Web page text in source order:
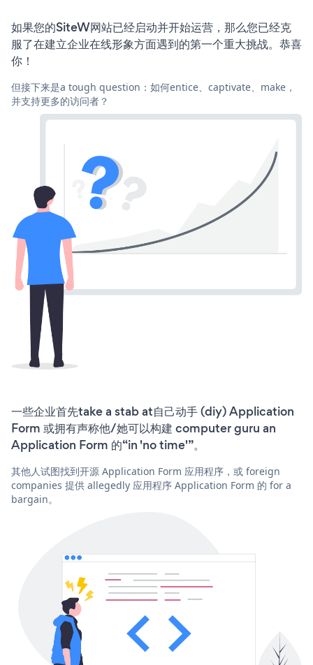
如果您的SiteW网站已经启动并开始运营，那么您已经克
服了在建立企业在线形象方面遇到的第一个重大挑战。恭喜
你！
但接下来是a tough question：如何entice、captivate、make，
并支持更多的访问者？
一些企业首先take a stab at自己动手 (diy) Application
Form 或拥有声称他/她可以构建 computer guru an
Application Form 的“in 'no time'”。
其他人试图找到开源 Application Form 应用程序，或 foreign
companies 提供 allegedly 应用程序 Application Form 的 for a
bargain。